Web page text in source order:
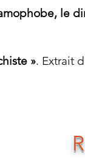
le
». Extrait